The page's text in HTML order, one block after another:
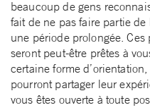
beaucoup de gens
fait de ne pas faire partie
une période prolongée.
seront peut-être prêtes à
certaine forme
pourront partager leur
vous êtes ouverte à toute